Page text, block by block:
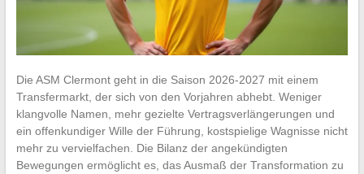
Die ASM Clermont geht in die Saison 2026-2027 mit einem
Transfermarkt, der sich von den Vorjahren abhebt. Weniger
klangvolle Namen, mehr gezielte Vertragsverlängerungen und
ein offenkundiger Wille der Führung, kostspielige Wagnisse nicht
mehr zu vervielfachen. Die Bilanz der angekündigten
Bewegungen ermöglicht es, das Ausmaß der Transformation zu